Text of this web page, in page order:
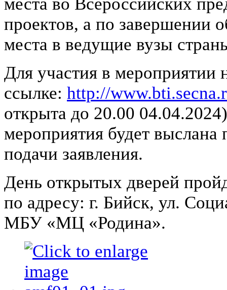
проектов, а по завершении
места в ведущие вузы
Для участия в мероприятии
ссылке: http://
открыта до 20.00
мероприятия будет выслана
подачи заявления.
День открытых дверей
по адресу: г. Бийск, ул.
МБУ «МЦ «Родина».